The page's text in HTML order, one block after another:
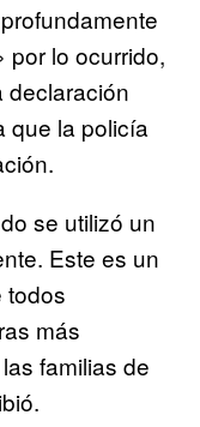
por lo ocurrido,
declaración
que la policía
se utilizó un
Este es un
todos
más
familias de